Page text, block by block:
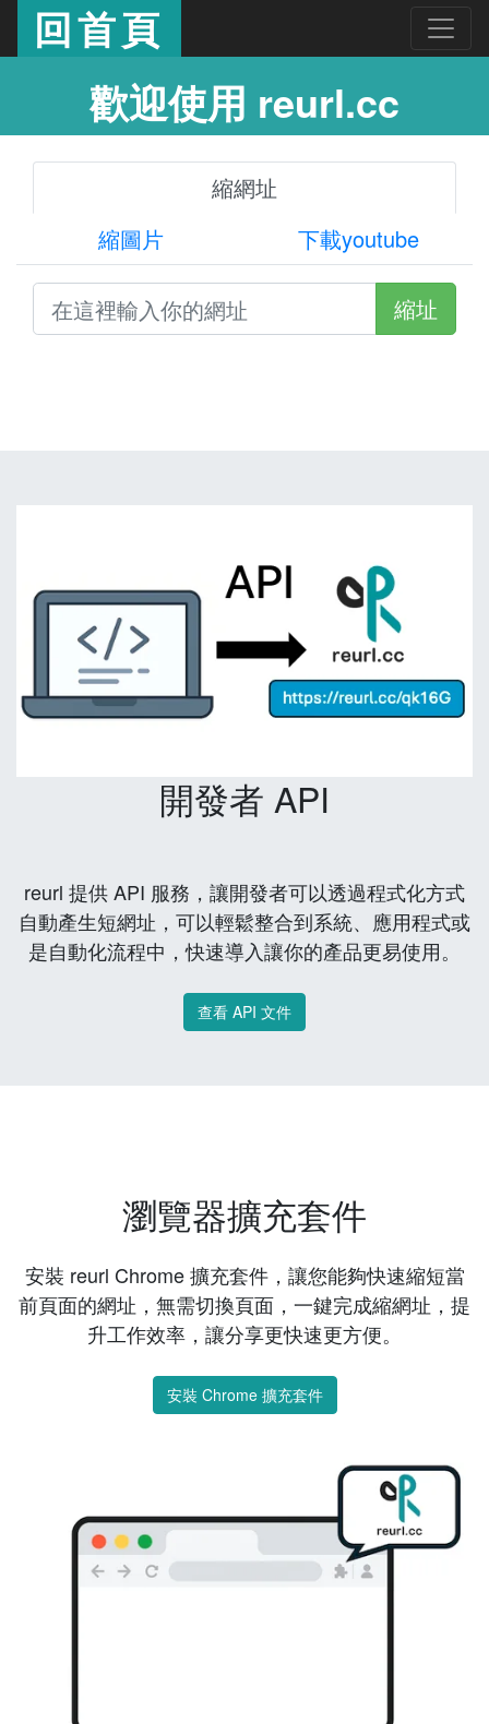
回首頁
歡迎使用 reurl.cc
縮網址
縮圖片
下載youtube
縮址
開發者 API
reurl 提供 API 服務，讓開發者可以透過程式化方式
自動產生短網址，可以輕鬆整合到系統、應用程式或
是自動化流程中，快速導入讓你的產品更易使用。
查看 API 文件
瀏覽器擴充套件
安裝 reurl Chrome 擴充套件，讓您能夠快速縮短當
前頁面的網址，無需切換頁面，一鍵完成縮網址，提
升工作效率，讓分享更快速更方便。
安裝 Chrome 擴充套件